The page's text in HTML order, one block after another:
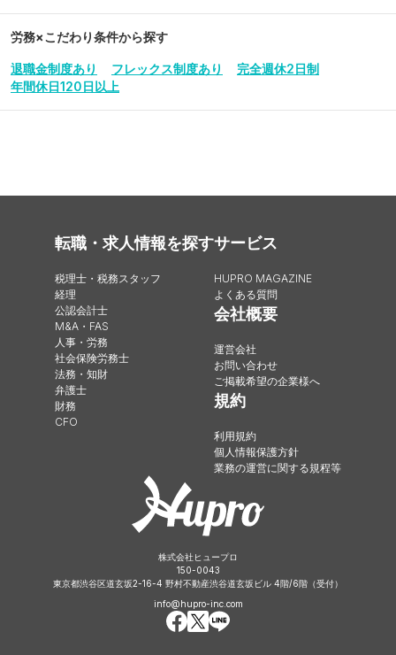
労務×こだわり条件から探す
退職金制度あり フレックス制度あり
完全週休2日制
年間休日120日以上
転職・求人情報を探す
税理士・税務スタッフ
経理
公認会計士
M&A・FAS
人事・労務
社会保険労務士
法務・知財
弁護士
財務
CFO
サービス
HUPRO MAGAZINE
よくある質問
会社概要
運営会社
お問い合わせ
ご掲載希望の企業様へ
規約
利用規約
個人情報保護方針
業務の運営に関する規程等
株式会社ヒュープロ
150-0043
東京都渋谷区道玄坂2-16-4 野村不動産渋谷道玄坂ビル 4階/6階（受付）
info@hupro-inc.com